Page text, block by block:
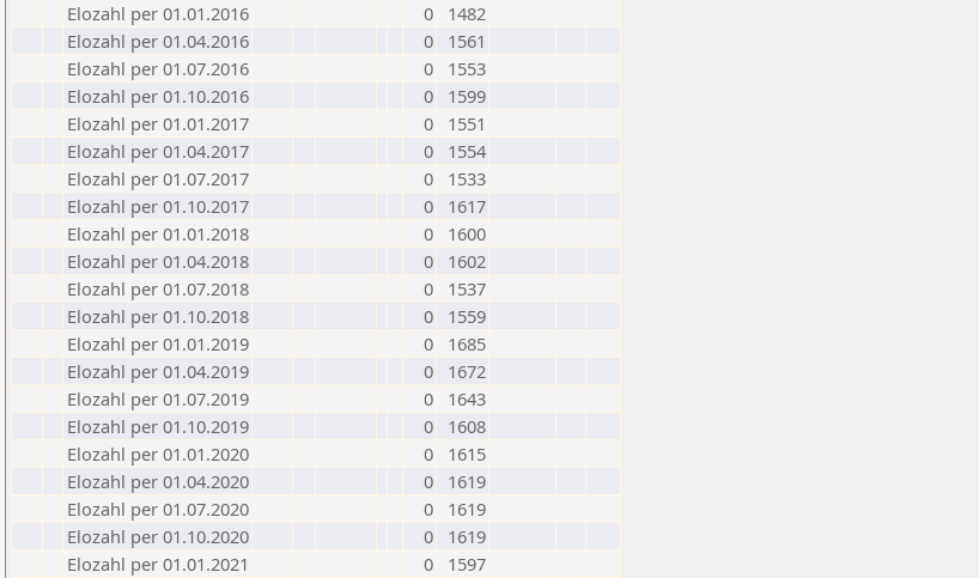
Elozahl per 01.01.2016
0
1482
Elozahl per 01.04.2016
0
1561
Elozahl per 01.07.2016
0
1553
Elozahl per 01.10.2016
0
1599
Elozahl per 01.01.2017
0
1551
Elozahl per 01.04.2017
0
1554
Elozahl per 01.07.2017
0
1533
Elozahl per 01.10.2017
0
1617
Elozahl per 01.01.2018
0
1600
Elozahl per 01.04.2018
0
1602
Elozahl per 01.07.2018
0
1537
Elozahl per 01.10.2018
0
1559
Elozahl per 01.01.2019
0
1685
Elozahl per 01.04.2019
0
1672
Elozahl per 01.07.2019
0
1643
Elozahl per 01.10.2019
0
1608
Elozahl per 01.01.2020
0
1615
Elozahl per 01.04.2020
0
1619
Elozahl per 01.07.2020
0
1619
Elozahl per 01.10.2020
0
1619
Elozahl per 01.01.2021
0
1597